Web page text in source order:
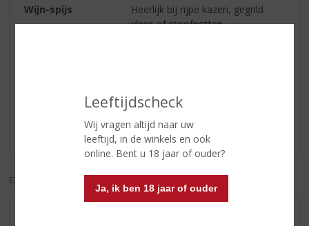
Leeftijdscheck
Wij vragen altijd naar uw
leeftijd, in de winkels en ook
online. Bent u 18 jaar of ouder?
Ja, ik ben 18 jaar of ouder
Wijn-spijs
Heerlijk bij rijpe kazen, gegrild
vlees of stoofpotten
Schrijf een review
Er zijn nog geen reviews geplaatst voor dit product
EXCL. BTW